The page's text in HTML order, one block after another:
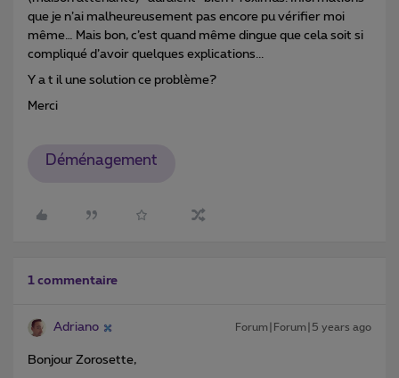
que je n’ai malheureusement pas encore pu vérifier moi
même… Mais bon, c’est quand même dingue que cela soit si
compliqué d’avoir quelques explications...
Y a t il une solution ce problème?
Merci
Déménagement
1 commentaire
Adriano Forum|Forum|5 years ago
Bonjour Zorosette,